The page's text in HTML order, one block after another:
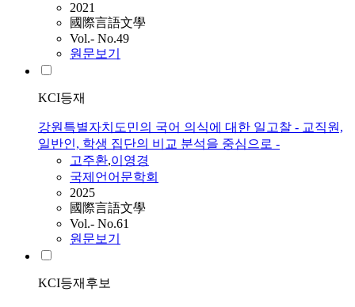
2021
國際言語文學
Vol.- No.49
원문보기
KCI등재
강원특별자치도민의 국어 의식에 대한 일고찰 - 교직원,
일반인, 학생 집단의 비교 분석을 중심으로 -
고주환,이영경
국제언어문학회
2025
國際言語文學
Vol.- No.61
원문보기
KCI등재후보